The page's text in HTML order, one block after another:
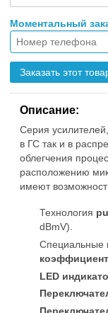
Моментальный
Заказать этот
Описание:
Серия
в ГС так и в
облегчения
расположению
имеют
Технология
dBmV).
Специальные
LED